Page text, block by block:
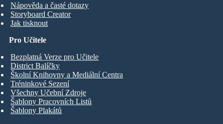
Nápověda a časté dotazy
Storyboard Creator
Jak tisknout
Pro Učitele
Bezplatná Verze pro Učitele
District Balíčky
Školní Knihovny a Mediální Centra
Tréninkové Sezení
Všechny Učební Zdroje
Šablony Pracovních Listů
Šablony Plakátů